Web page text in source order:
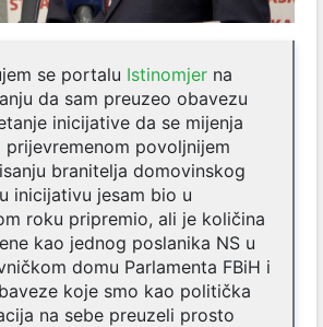
se portalu Istinomjer na
da sam preuzeo obavezu
inicijative da se mijenja
prijevremenom povoljnijem
branitelja domovinskog
inicijativu jesam bio u
roku pripremio, ali je količina
kao jednog poslanika NS u
domu Parlamenta FBiH i
koje smo kao politička
na sebe preuzeli prosto